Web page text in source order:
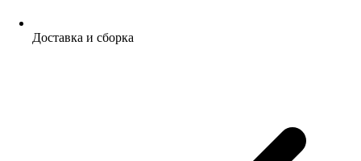
Доставка и сборка